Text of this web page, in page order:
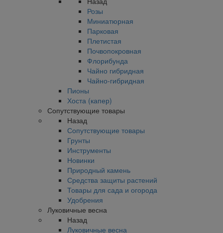
Розы
Миниатюрная
Парковая
Плетистая
Почвопокровная
Флорибунда
Чайно гибридная
Чайно-гибридная
Пионы
Хоста (капер)
Сопутствующие товары
Назад
Сопутствующие товары
Грунты
Инструменты
Новинки
Природный камень
Средства защиты растений
Товары для сада и огорода
Удобрения
Луковичные весна
Назад
Луковичные весна